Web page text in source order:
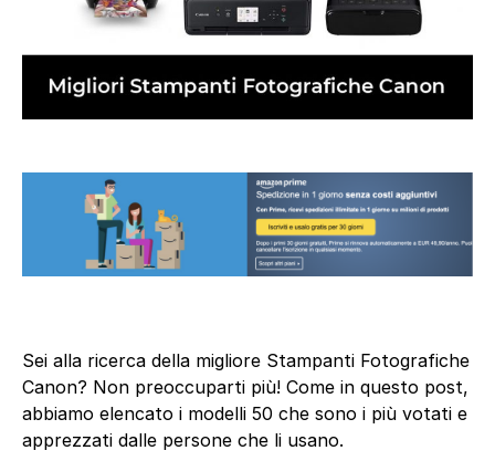
Sei alla ricerca della migliore Stampanti Fotografiche
Canon? Non preoccuparti più! Come in questo post,
abbiamo elencato i modelli 50 che sono i più votati e
apprezzati dalle persone che li usano.